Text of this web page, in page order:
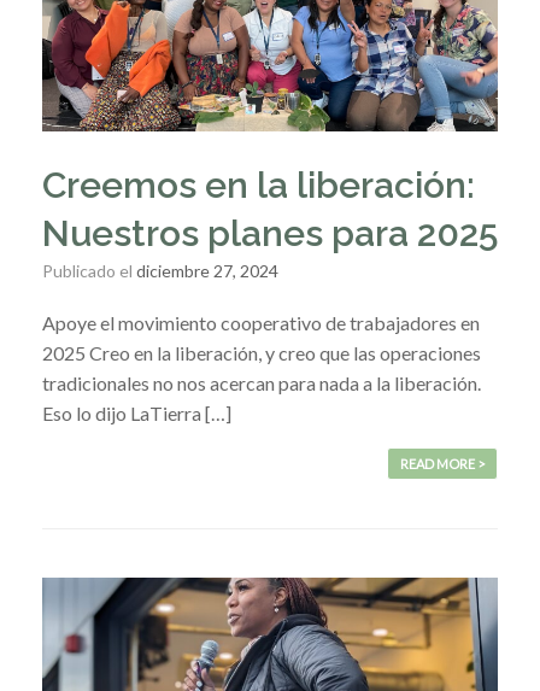
Creemos en la liberación:
Nuestros planes para 2025
Publicado el diciembre 27, 2024
Apoye el movimiento cooperativo de trabajadores en
2025 Creo en la liberación, y creo que las operaciones
tradicionales no nos acercan para nada a la liberación.
Eso lo dijo LaTierra […]
READ MORE >